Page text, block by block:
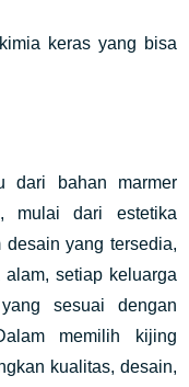
keras yang bisa
dari bahan marmer
mulai dari estetika
desain yang tersedia,
setiap keluarga
sesuai dengan
memilih kijing
kualitas, desain,